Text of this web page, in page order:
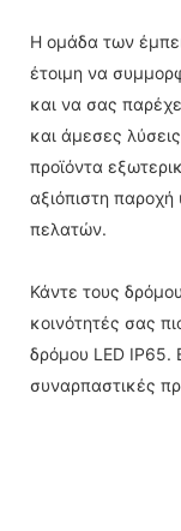
Η ομάδα των
έτοιμη να
και να σας
και άμεσες
προϊόντα
αξιόπιστη
πελατών.
Κάντε τους
κοινότητές σας
δρόμου LED IP65.
συναρπαστικές